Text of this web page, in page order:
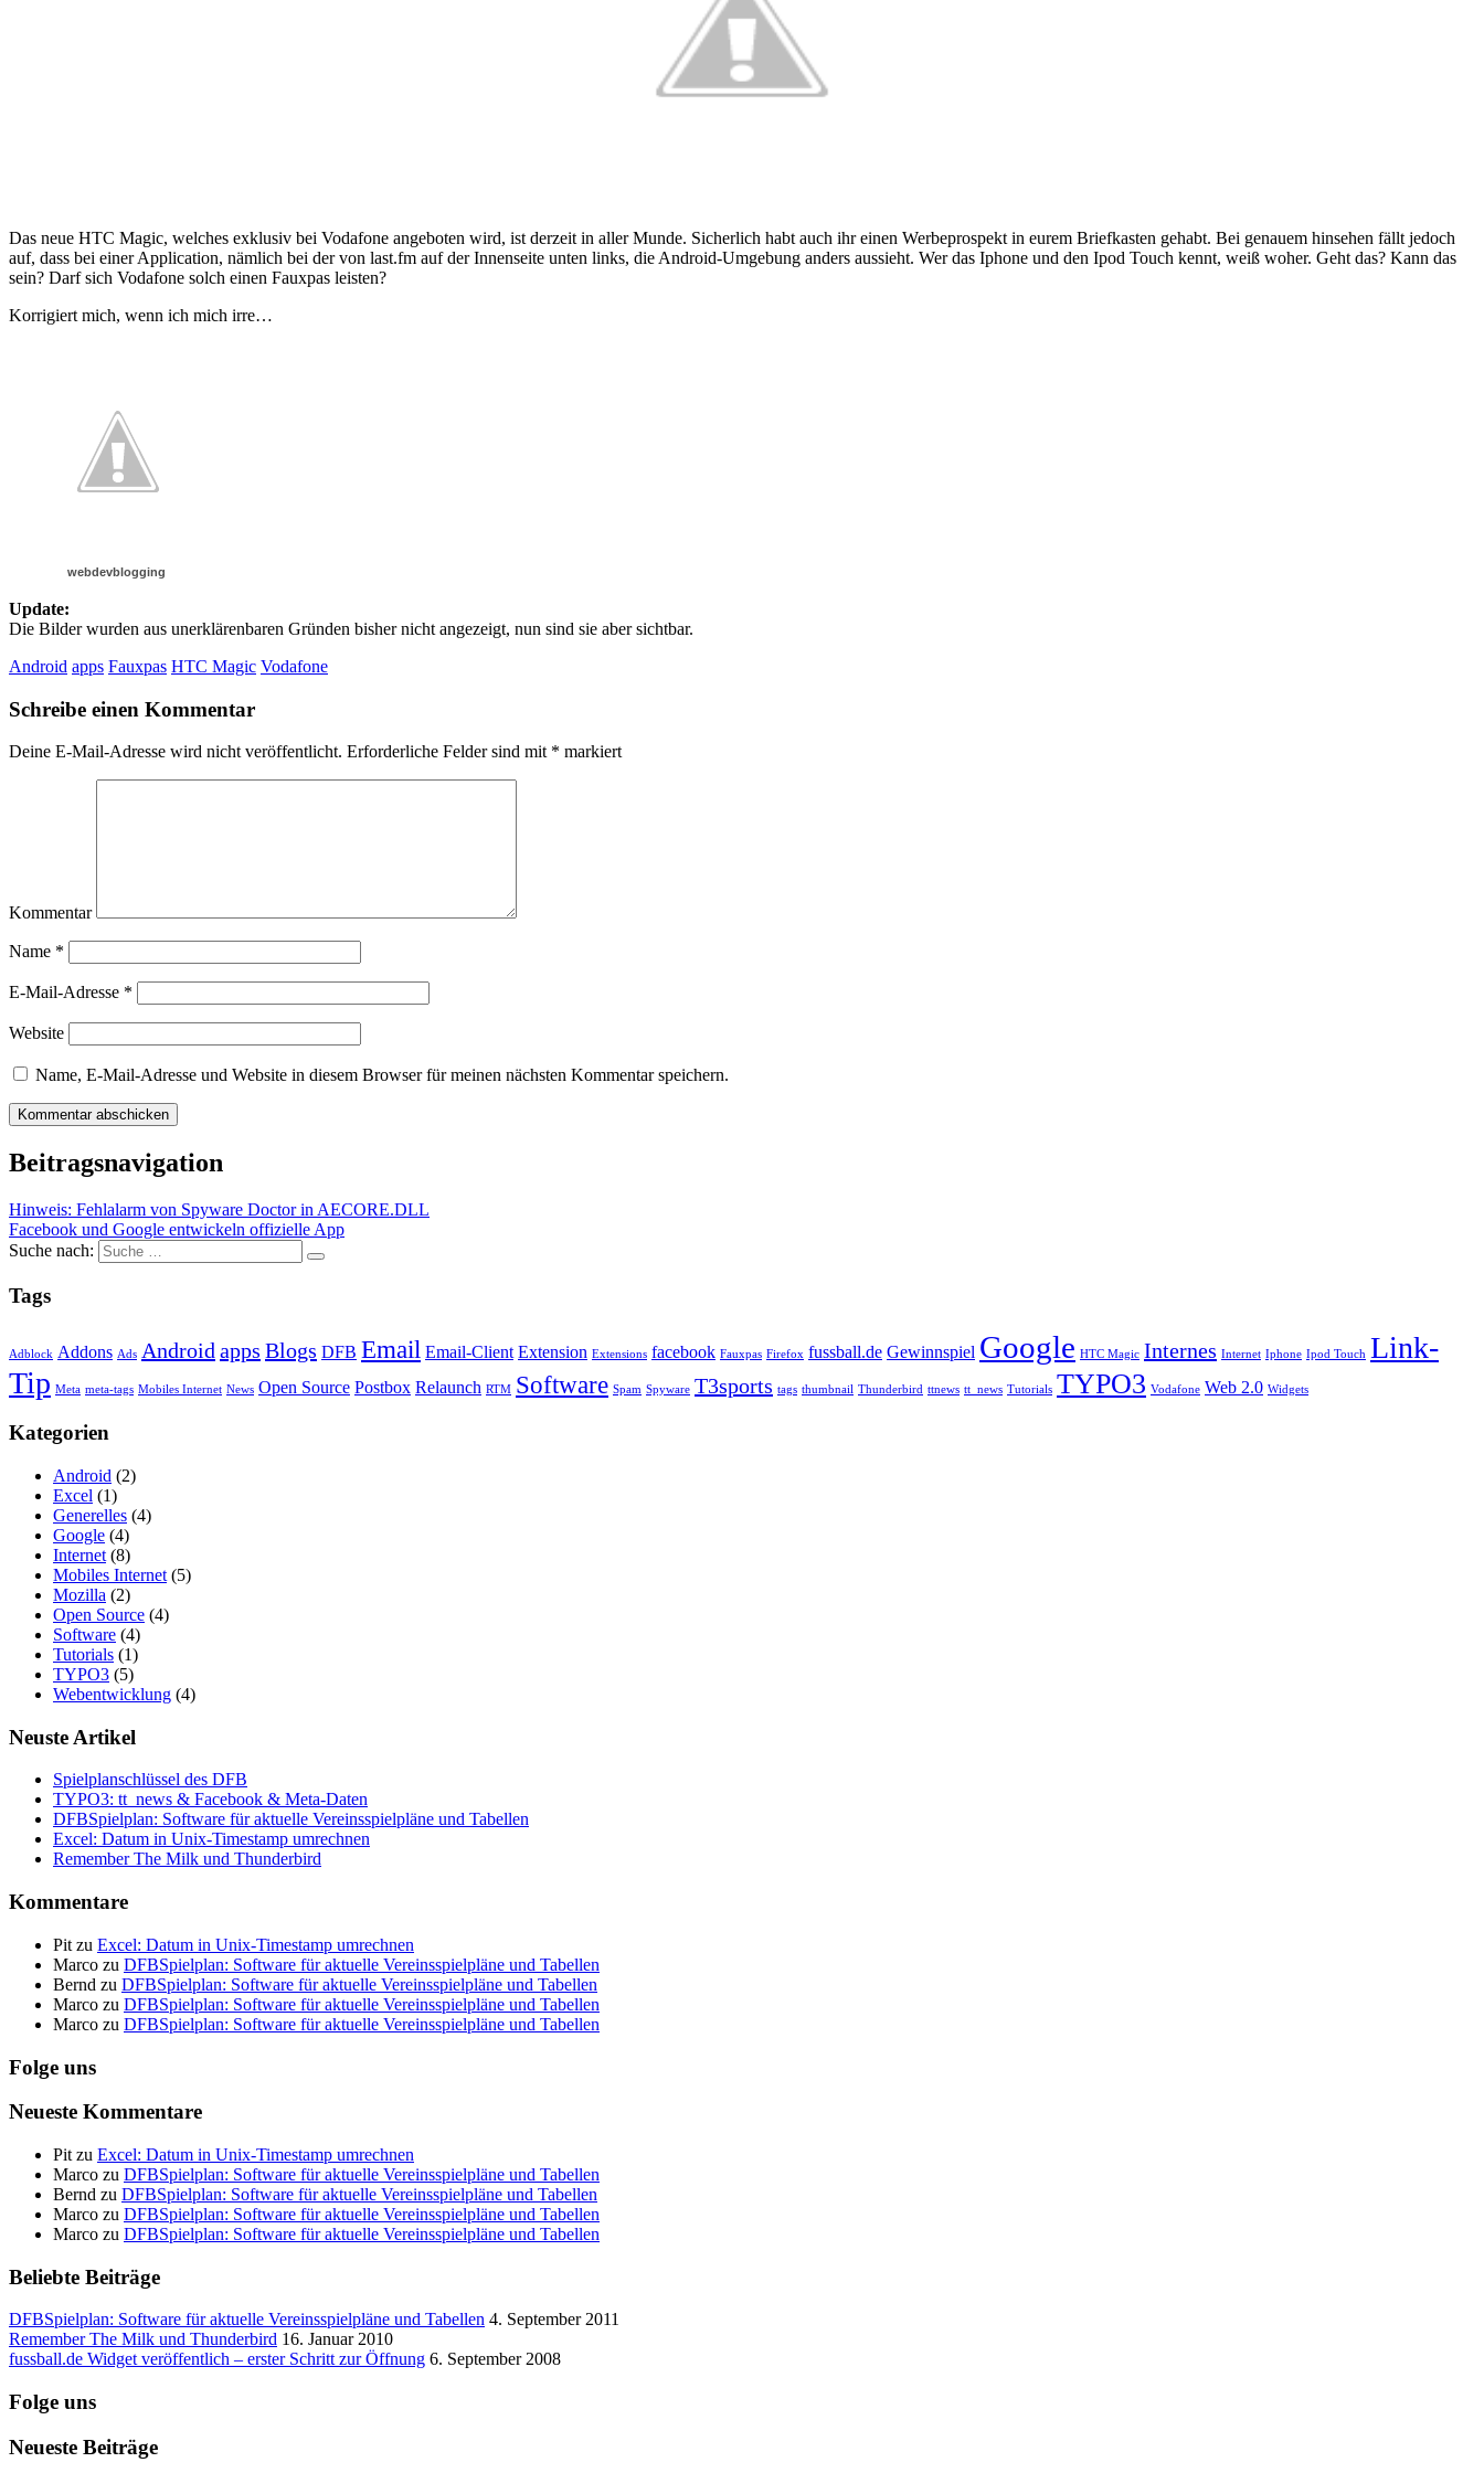
Das neue HTC Magic, welches exklusiv bei Vodafone angeboten wird, ist derzeit in aller Munde. Sicherlich habt auch ihr einen Werbeprospekt in eurem Briefkasten gehabt. Bei genauem hinsehen fällt jedoch
auf, dass bei einer Application, nämlich bei der von last.fm auf der Innenseite unten links, die Android-Umgebung anders aussieht. Wer das Iphone und den Ipod Touch kennt, weiß woher. Geht das? Kann das
sein? Darf sich Vodafone solch einen Fauxpas leisten?
Korrigiert mich, wenn ich mich irre…
webdevblogging
Update:
Die Bilder wurden aus unerklärenbaren Gründen bisher nicht angezeigt, nun sind sie aber sichtbar.
Android apps Fauxpas HTC Magic Vodafone
Schreibe einen Kommentar
Deine E-Mail-Adresse wird nicht veröffentlicht. Erforderliche Felder sind mit * markiert
Kommentar
Name *
E-Mail-Adresse *
Website
Name, E-Mail-Adresse und Website in diesem Browser für meinen nächsten Kommentar speichern.
Beitragsnavigation
Hinweis: Fehlalarm von Spyware Doctor in AECORE.DLL
Facebook und Google entwickeln offizielle App
Suche nach:
Tags
Adblock Addons Ads Android apps Blogs DFB Email Email-Client Extension Extensions facebook Fauxpas Firefox fussball.de Gewinnspiel Google HTC Magic Internes Internet Iphone Ipod Touch Link-
Tip Meta meta-tags Mobiles Internet News Open Source Postbox Relaunch RTM Software Spam Spyware T3sports tags thumbnail Thunderbird ttnews tt_news Tutorials TYPO3 Vodafone Web 2.0 Widgets
Kategorien
Android (2)
Excel (1)
Generelles (4)
Google (4)
Internet (8)
Mobiles Internet (5)
Mozilla (2)
Open Source (4)
Software (4)
Tutorials (1)
TYPO3 (5)
Webentwicklung (4)
Neuste Artikel
Spielplanschlüssel des DFB
TYPO3: tt_news & Facebook & Meta-Daten
DFBSpielplan: Software für aktuelle Vereinsspielpläne und Tabellen
Excel: Datum in Unix-Timestamp umrechnen
Remember The Milk und Thunderbird
Kommentare
Pit zu Excel: Datum in Unix-Timestamp umrechnen
Marco zu DFBSpielplan: Software für aktuelle Vereinsspielpläne und Tabellen
Bernd zu DFBSpielplan: Software für aktuelle Vereinsspielpläne und Tabellen
Marco zu DFBSpielplan: Software für aktuelle Vereinsspielpläne und Tabellen
Marco zu DFBSpielplan: Software für aktuelle Vereinsspielpläne und Tabellen
Folge uns
Neueste Kommentare
Pit zu Excel: Datum in Unix-Timestamp umrechnen
Marco zu DFBSpielplan: Software für aktuelle Vereinsspielpläne und Tabellen
Bernd zu DFBSpielplan: Software für aktuelle Vereinsspielpläne und Tabellen
Marco zu DFBSpielplan: Software für aktuelle Vereinsspielpläne und Tabellen
Marco zu DFBSpielplan: Software für aktuelle Vereinsspielpläne und Tabellen
Beliebte Beiträge
DFBSpielplan: Software für aktuelle Vereinsspielpläne und Tabellen 4. September 2011
Remember The Milk und Thunderbird 16. Januar 2010
fussball.de Widget veröffentlich – erster Schritt zur Öffnung 6. September 2008
Folge uns
Neueste Beiträge